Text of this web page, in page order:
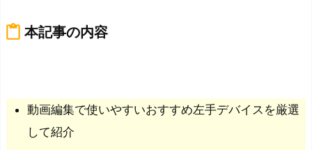
content_paste 本記事の内容
動画編集で使いやすいおすすめ左手デバイスを厳選
して紹介